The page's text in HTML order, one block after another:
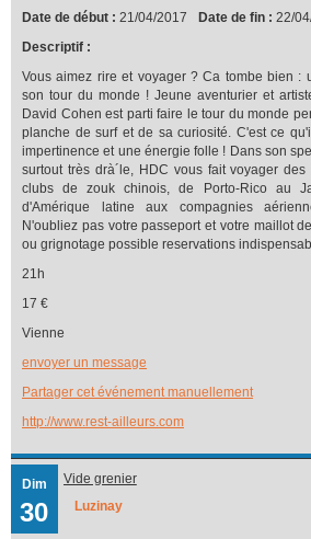
Date de début : 21/04/2017 Date de fin : 22/
Descriptif :
Vous aimez rire et voyager ? Ca tombe bien :
son tour du monde ! Jeune aventurier et
David Cohen est parti faire le tour du monde
planche de surf et de sa curiosité. C'est ce
impertinence et une énergie folle ! Dans son
surtout très drà´le, HDC vous fait voyager
clubs de zouk chinois, de Porto-Rico au
d'Amérique latine aux compagnies
N'oubliez pas votre passeport et votre maillot
ou grignotage possible reservations
21h
17 €
Vienne
envoyer un message
Partager cet événement manuellement
http://www.rest-ailleurs.com
Dim
30
Vide grenier
Luzinay